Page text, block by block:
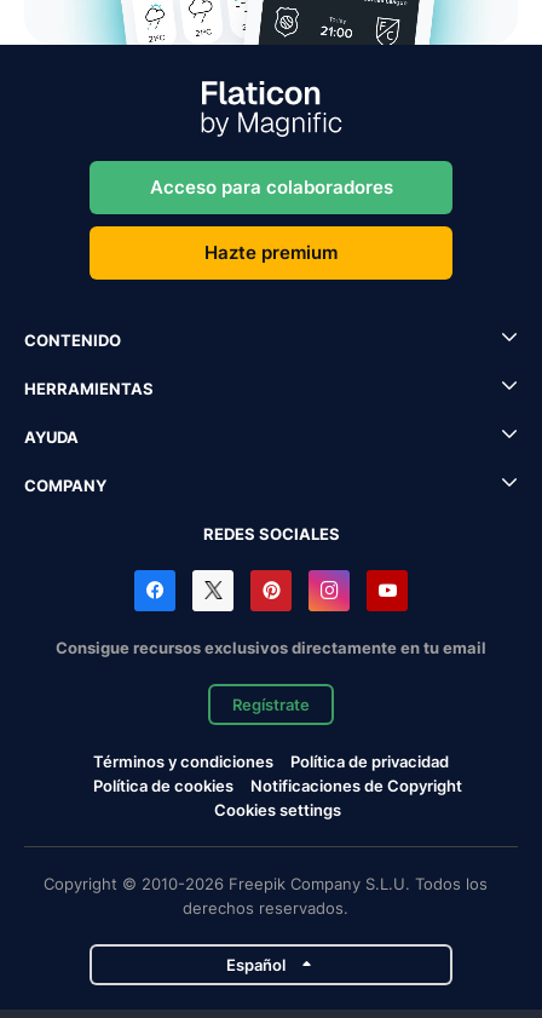
Acceso para colaboradores
Hazte premium
CONTENIDO
HERRAMIENTAS
AYUDA
COMPANY
REDES SOCIALES
Consigue recursos exclusivos directamente en tu email
Regístrate
Términos y condiciones
Política de privacidad
Política de cookies
Notificaciones de Copyright
Cookies settings
Copyright © 2010-2026 Freepik Company S.L.U. Todos los
derechos reservados.
Español